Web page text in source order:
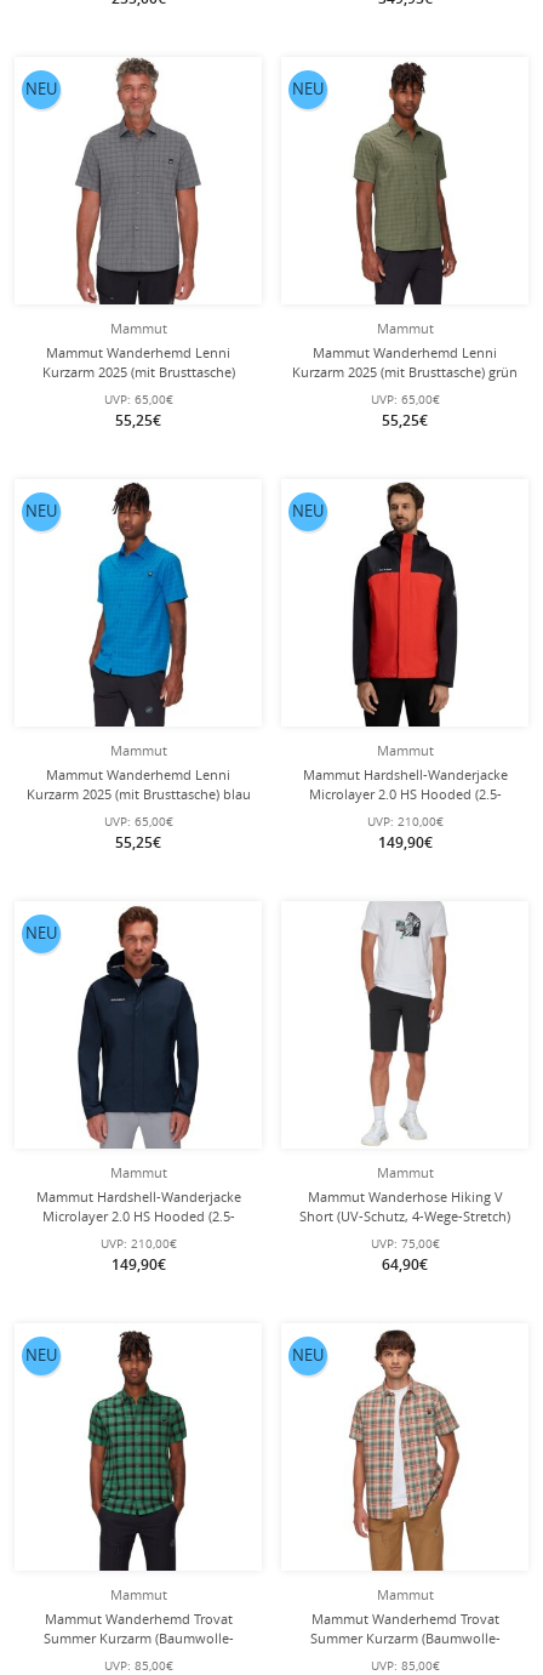
Mammut
Mammut Wanderhemd Lenni
Kurzarm 2025 (mit Brusttasche)
stahlgrau Herren
UVP: 65,00€
55,25€
NEU
Mammut
Mammut Wanderhemd Lenni
Kurzarm 2025 (mit Brusttasche) grün
Herren
UVP: 65,00€
55,25€
NEU
Mammut
Mammut Wanderhemd Lenni
Kurzarm 2025 (mit Brusttasche) blau
Herren
UVP: 65,00€
55,25€
NEU
Mammut
Mammut Hardshell-Wanderjacke
Microlayer 2.0 HS Hooded (2.5-
Lagen, atmungsaktiv) schwarz/rot
Herren
UVP: 210,00€
149,90€
NEU
Mammut
Mammut Hardshell-Wanderjacke
Microlayer 2.0 HS Hooded (2.5-
Lagen, atmungsaktiv) navyblau
Herren
UVP: 210,00€
149,90€
NEU
Mammut
Mammut Wanderhose Hiking V
Short (UV-Schutz, 4-Wege-Stretch)
kurz schwarz Herren
UVP: 75,00€
64,90€
Mammut
Mammut Wanderhemd Trovat
Summer Kurzarm (Baumwolle-
Mischung) strata grün/pinea Herren
UVP: 85,00€
NEU
Mammut
Mammut Wanderhemd Trovat
Summer Kurzarm (Baumwolle-
Mischung) rot/sagegrün Herren
UVP: 85,00€
NEU